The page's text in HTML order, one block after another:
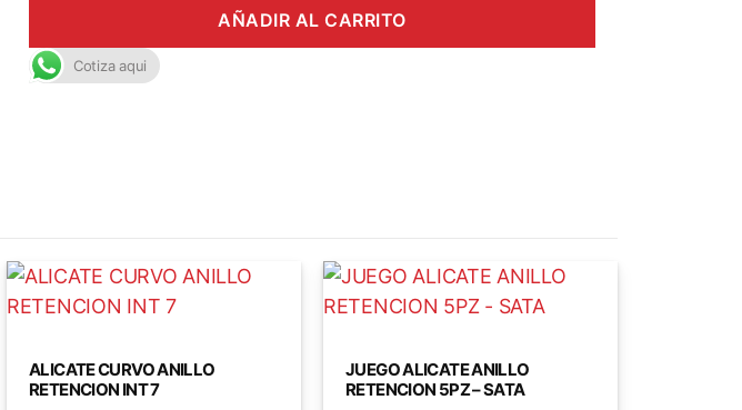
AÑADIR AL CARRITO
Cotiza aqui
ALICATE CURVO ANILLO
RETENCION INT 7
JUEGO ALICATE ANILLO
RETENCION 5PZ – SATA